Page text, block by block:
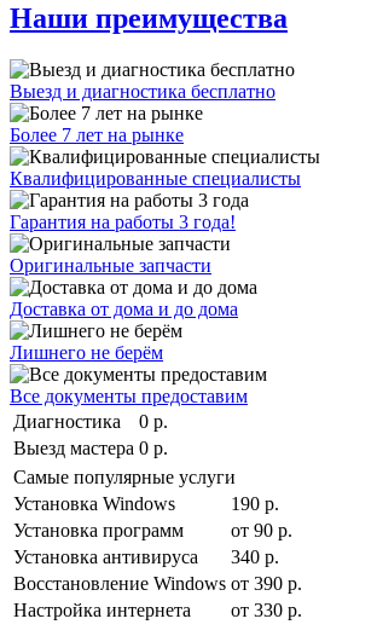
Наши преимущества
Выезд и диагностика бесплатно
Более 7 лет на рынке
Квалифицированные специалисты
Гарантия на работы 3 года!
Оригинальные запчасти
Доставка от дома и до дома
Лишнего не берём
Все документы предоставим
Диагностика
0 р.
Выезд мастера 0 р.
Самые популярные услуги
Установка Windows
190 р.
Установка программ
от 90 р.
Установка антивируса
340 р.
Восстановление Windows от 390 р.
Настройка интернета
от 330 р.